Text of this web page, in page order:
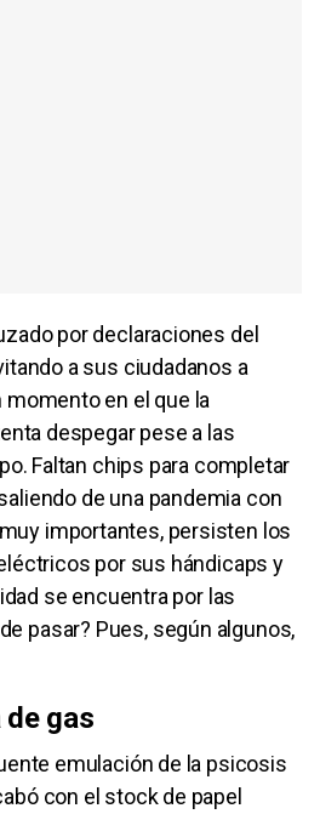
por declaraciones del
a sus ciudadanos a
momento en el que la
despegar pese a las
Faltan chips para completar
de una pandemia con
importantes, persisten los
por sus hándicaps y
se encuentra por las
pasar? Pues, según algunos,
de gas
emulación de la psicosis
con el stock de papel